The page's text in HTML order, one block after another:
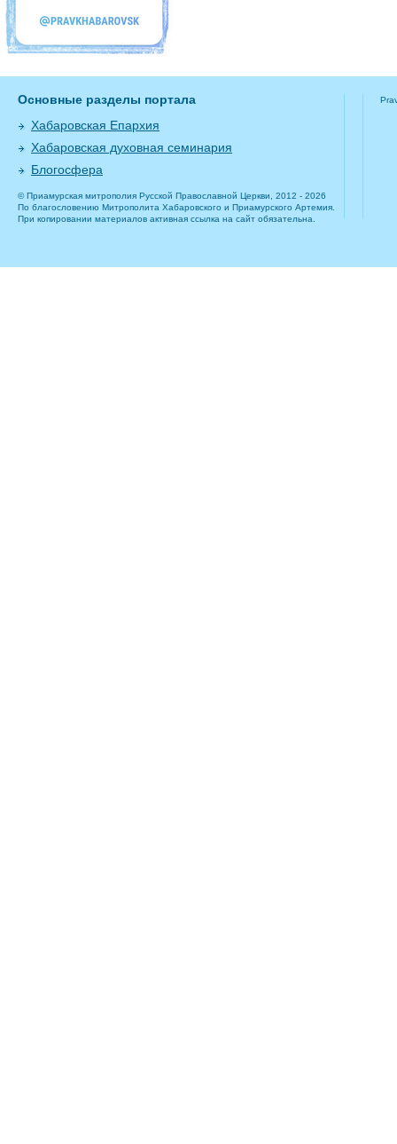
Основные разделы портала
Хабаровская Епархия
Хабаровская духовная семинария
Блогосфера
© Приамурская митрополия Русской Православной Церкви, 2012 - 2026
По благословению Митрополита Хабаровского и Приамурского Артемия.
При копировании материалов активная ссылка на сайт обязательна.